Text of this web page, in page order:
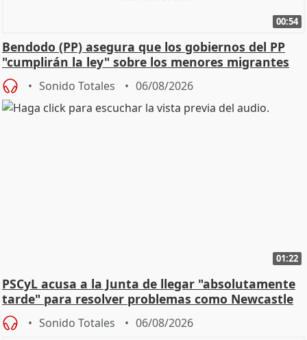
00:54
Bendodo (PP) asegura que los gobiernos del PP
"cumplirán la ley" sobre los menores migrantes
Sonido Totales 06/08/2026
01:22
PSCyL acusa a la Junta de llegar "absolutamente
tarde" para resolver problemas como Newcastle
Sonido Totales 06/08/2026